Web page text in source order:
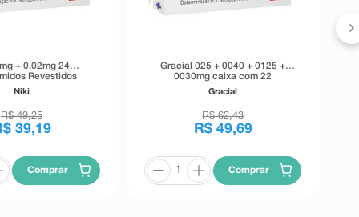
+ 0,02mg 24
Revestidos
Niki
R$ 49,25
39,19
Comprar
Gracial 025 + 0040 + 0125 +
0030mg caixa com 22
comprimidos
Gracial
R$ 62,43
R$ 49,69
Comprar